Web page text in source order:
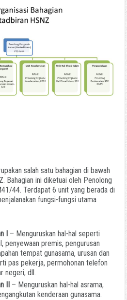
salah satu bahagian di bawah
Bahagian ini diketuai oleh Penolong
44. Terdapat 6 unit yang berada di
fungsi-fungsi utama
I – Menguruskan hal-hal seperti
penyewaan premis, pengurusan
tempat gunasama, urusan dan
pas pekerja, permohonan telefon
negeri, dll.
II – Menguruskan hal-hal asrama,
kenderaan gunasama.